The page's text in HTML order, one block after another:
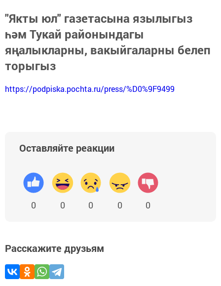
"Якты юл" газетасына язылыгыз
һәм Тукай районындагы
яңалыкларны, вакыйгаларны белеп
торыгыз
https://podpiska.pochta.ru/press/%D0%9F9499
Оставляйте реакции
0 0 0 0 0
Расскажите друзьям